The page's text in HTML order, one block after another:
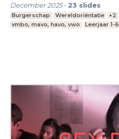
December 2025- 23 slides
Burgerschap Wereldoriëntatie +2
vmbo, mavo, havo, vwo
Leerjaar 1-6